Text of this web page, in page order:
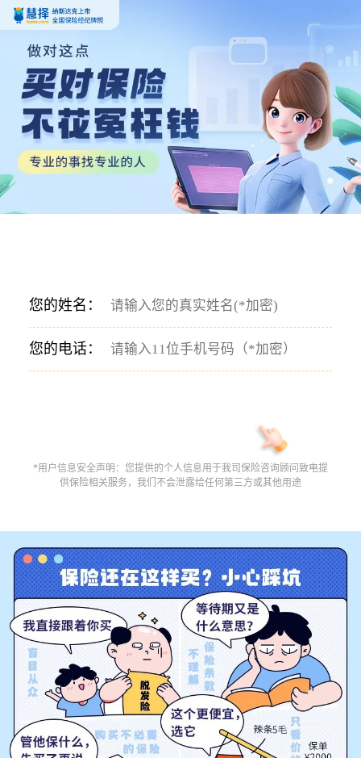
您的姓名：
您的电话：
*用户信息安全声明：您提供的个人信息用于我司保险咨询顾问致电提
供保险相关服务，我们不会泄露给任何第三方或其他用途